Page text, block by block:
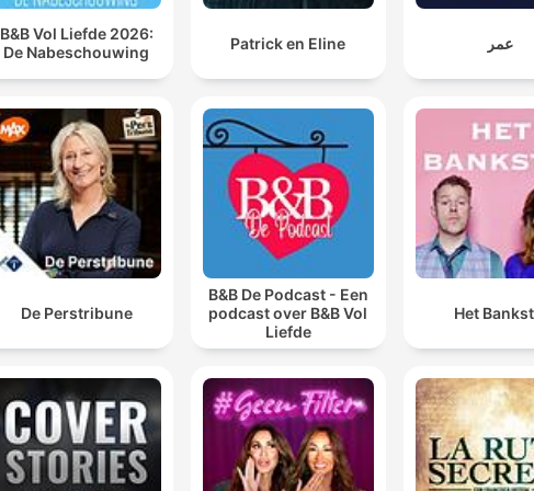
B&B Vol Liefde 2026:
De Nabeschouwing
Patrick en Eline عمر
De Perstribune
B&B De Podcast - Een
podcast over B&B Vol
Liefde
Het